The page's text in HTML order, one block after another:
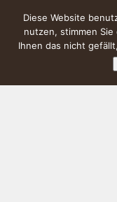
Diese Website
nutzen, stimmen
Ihnen das nicht